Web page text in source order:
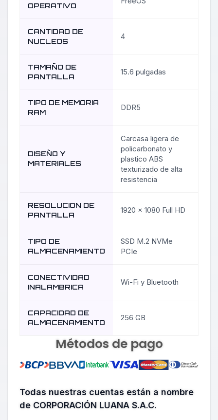
Métodos de pago
Todas nuestras cuentas están a nombre
de CORPORACIÓN LUANA S.A.C.
OPERATIVO
CANTIDAD DE
NUCLEOS
4
TAMAÑO DE
PANTALLA
15.6 pulgadas
TIPO DE MEMORIA
RAM
DDR5
DISEÑO Y
MATERIALES
Carcasa ligera de
policarbonato y
plastico ABS
texturizado de alta
resistencia
RESOLUCION DE
PANTALLA
1920 x 1080 Full HD
TIPO DE
ALMACENAMIENTO
SSD M.2 NVMe
PCIe
CONECTIVIDAD
INALAMBRICA
Wi-Fi y Bluetooth
CAPACIDAD DE
ALMACENAMIENTO
256 GB